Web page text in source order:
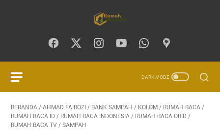
BERANDA / AHMAD FAIROZI / BANK SAMPAH / KOLOM / RUMAH BACA /
RUMAH BACA ID / RUMAH BACA INDONESIA / RUMAH BACA ORID /
RUMAH BACA TV / SAMPAH